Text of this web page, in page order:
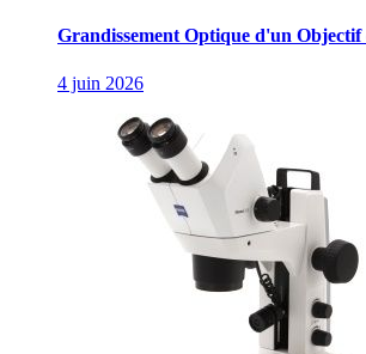
Grandissement Optique d'un
4 juin 2026